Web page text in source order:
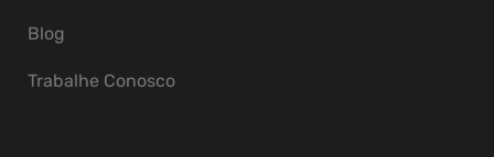
Blog
Trabalhe Conosco